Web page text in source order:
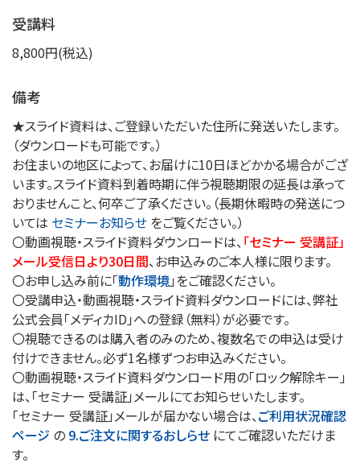
受講料
8,800円(税込)
備考
★スライド資料は、ご登録いただいた住所に発送いたします。
（ダウンロードも可能です。）
お住まいの地区によって、お届けに10日ほどかかる場合がござ
います。スライド資料到着時期に伴う視聴期限の延長は承って
おりませんこと、何卒ご了承ください。（長期休暇時の発送につ
いては セミナーお知らせ をご覧ください。）
〇動画視聴・スライド資料ダウンロードは、「セミナー 受講証」
メール受信日より30日間、お申込みのご本人様に限ります。
〇お申し込み前に「動作環境」をご確認ください。
〇受講申込・動画視聴・スライド資料ダウンロードには、弊社
公式会員「メディカID」への登録（無料）が必要です。
〇視聴できるのは購入者のみのため、複数名での申込は受け
付けできません。必ず1名様ずつお申込みください。
〇動画視聴・スライド資料ダウンロード用の「ロック解除キー」
は、「セミナー 受講証」メールにてお知らせいたします。
「セミナー 受講証」メールが届かない場合は、ご利用状況確認
ページ の 9.ご注文に関するおしらせ にてご確認いただけま
す。